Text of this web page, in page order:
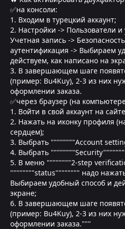
✅на консоли:
1. Входим в турецкий аккаунт;
2. Настройки -> Пользователи
Учетная запись ->
аутентификация -> Выбираем
действуем, как написано на
3. В завершающем шаге
(пример: Bu4Kuy), 2-3 из них
оформлении заказа.
✅через браузер (на
1. Войти в свой аккаунт на
2. Нажать на иконку профиля
сердцем);
3. Выбрать """"""""Account
4. Выбрать
5. В меню """"""""2-step
""""""""status"""""""" надо
Выбираем удобный способ и
экране;
6. В завершающем шаге
(пример: Bu4Kuy), 2-3 из них
оформлении заказа."""